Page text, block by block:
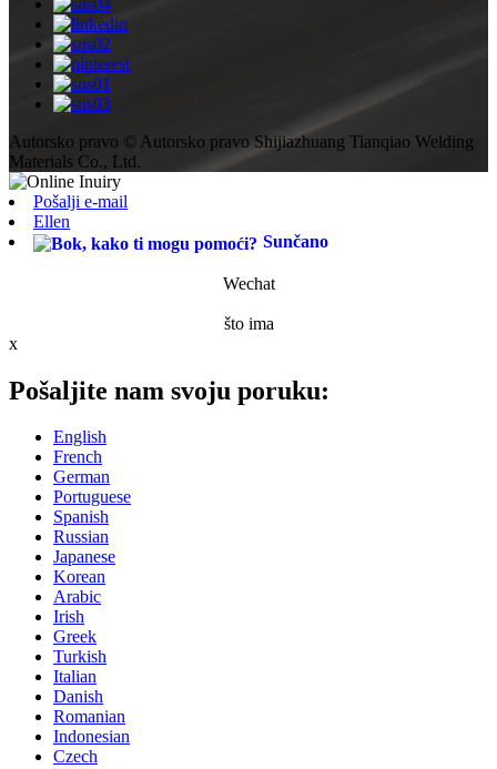
Autorsko pravo © Autorsko pravo Shijiazhuang Tianqiao Welding
Materials Co., Ltd.
Pošalji e-mail
Ellen
Sunčano
Wechat
što ima
x
Pošaljite nam svoju poruku:
English
French
German
Portuguese
Spanish
Russian
Japanese
Korean
Arabic
Irish
Greek
Turkish
Italian
Danish
Romanian
Indonesian
Czech